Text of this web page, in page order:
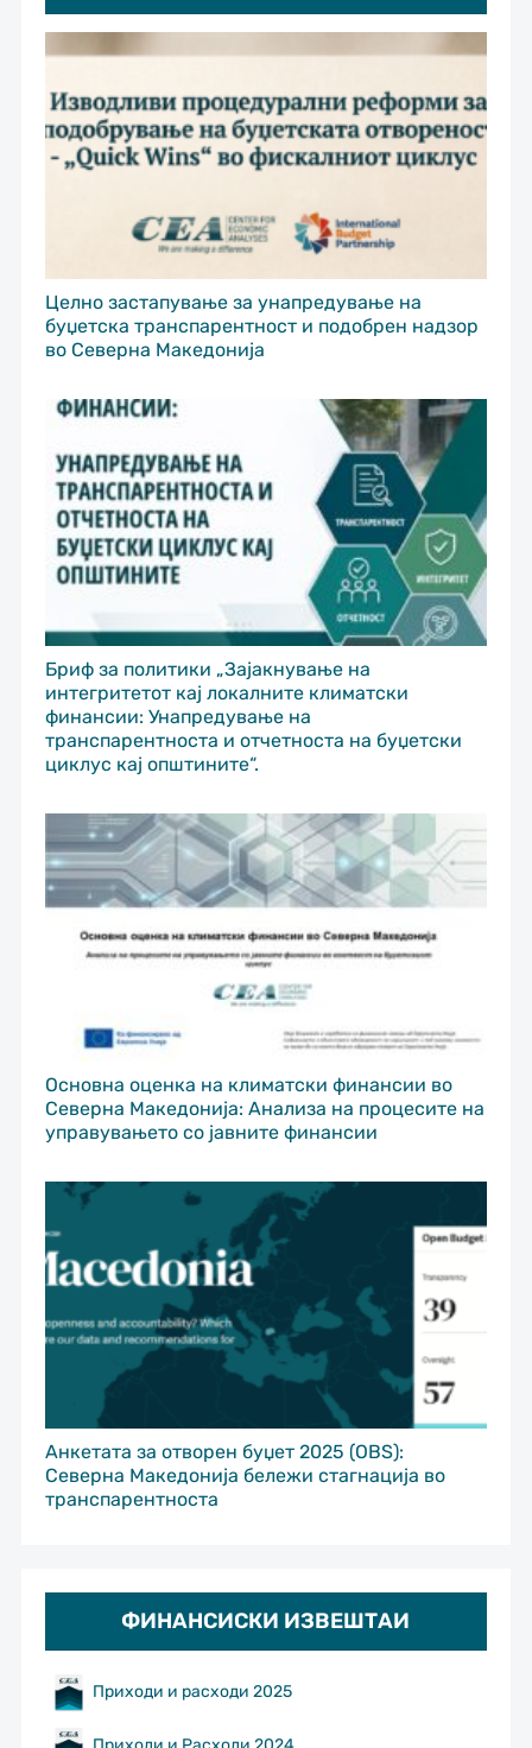
Целно застапување за унапредување на
буџетска транспарентност и подобрен надзор
во Северна Македонија
Бриф за политики „Зајакнување на
интегритетот кај локалните климатски
финансии: Унапредување на
транспарентноста и отчетноста на буџетски
циклус кај општините“.
Основна оценка на климатски финансии во
Северна Македонија: Анализа на процесите на
управувањето со јавните финансии
Анкетата за отворен буџет 2025 (OBS):
Северна Македонија бележи стагнација во
транспарентноста
ФИНАНСИСКИ ИЗВЕШТАИ
Приходи и расходи 2025